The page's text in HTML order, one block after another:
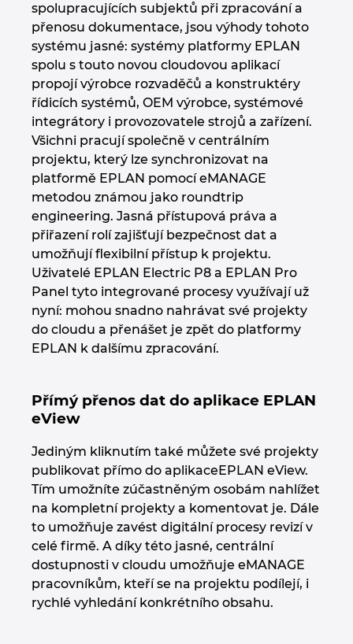
spolupracujících subjektů při zpracování a
přenosu dokumentace, jsou výhody tohoto
systému jasné: systémy platformy EPLAN
spolu s touto novou cloudovou aplikací
propojí výrobce rozvaděčů a konstruktéry
řídicích systémů, OEM výrobce, systémové
integrátory i provozovatele strojů a zařízení.
Všichni pracují společně v centrálním
projektu, který lze synchronizovat na
platformě EPLAN pomocí eMANAGE
metodou známou jako roundtrip
engineering. Jasná přístupová práva a
přiřazení rolí zajišťují bezpečnost dat a
umožňují flexibilní přístup k projektu.
Uživatelé EPLAN Electric P8 a EPLAN Pro
Panel tyto integrované procesy využívají už
nyní: mohou snadno nahrávat své projekty
do cloudu a přenášet je zpět do platformy
EPLAN k dalšímu zpracování.
Přímý přenos dat do aplikace EPLAN
eView
Jediným kliknutím také můžete své projekty
publikovat přímo do aplikaceEPLAN eView.
Tím umožníte zúčastněným osobám nahlížet
na kompletní projekty a komentovat je. Dále
to umožňuje zavést digitální procesy revizí v
celé firmě. A díky této jasné, centrální
dostupnosti v cloudu umožňuje eMANAGE
pracovníkům, kteří se na projektu podílejí, i
rychlé vyhledání konkrétního obsahu.
Nizozemsko
Norsko
Nový Zéland
Peru
Polsko
Portugalsko
Rakousko
Rumunsko
Řecko
Slovensko
Slovinsko
Spojené arabské emiráty
Srbsko
Španělsko